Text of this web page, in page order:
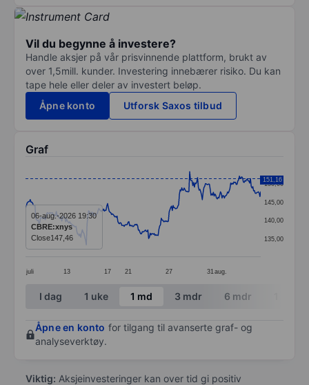
Vil du begynne å investere?
Handle aksjer på vår prisvinnende plattform, brukt av
over 1,5mill. kunder. Investering innebærer risiko. Du kan
tape hele eller deler av investert beløp.
Åpne konto
Utforsk Saxos tilbud
Graf
Line chart with 299 data points.
The chart has 1 X axis displaying categories.
The chart has 1 Y axis displaying values. Data
juli 13 17 21 27 31 aug.
135,00
140,00
145,00
150,00
151,16
06-aug.-2026 19:30
CBRE:xnys
Close147,46
End of interactive chart.
I dag 1 uke 1 md 3 mdr 6 mdr
Åpne en konto for tilgang til avanserte graf- og
analyseverktøy.
Viktig: Aksjeinvesteringer kan over tid gi positiv